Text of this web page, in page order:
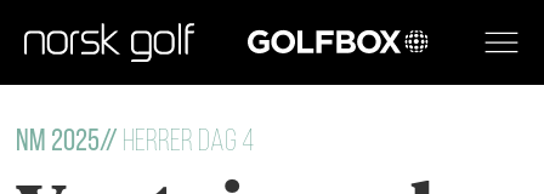
GOLFBOX
NM 2025// Herrer dag 4